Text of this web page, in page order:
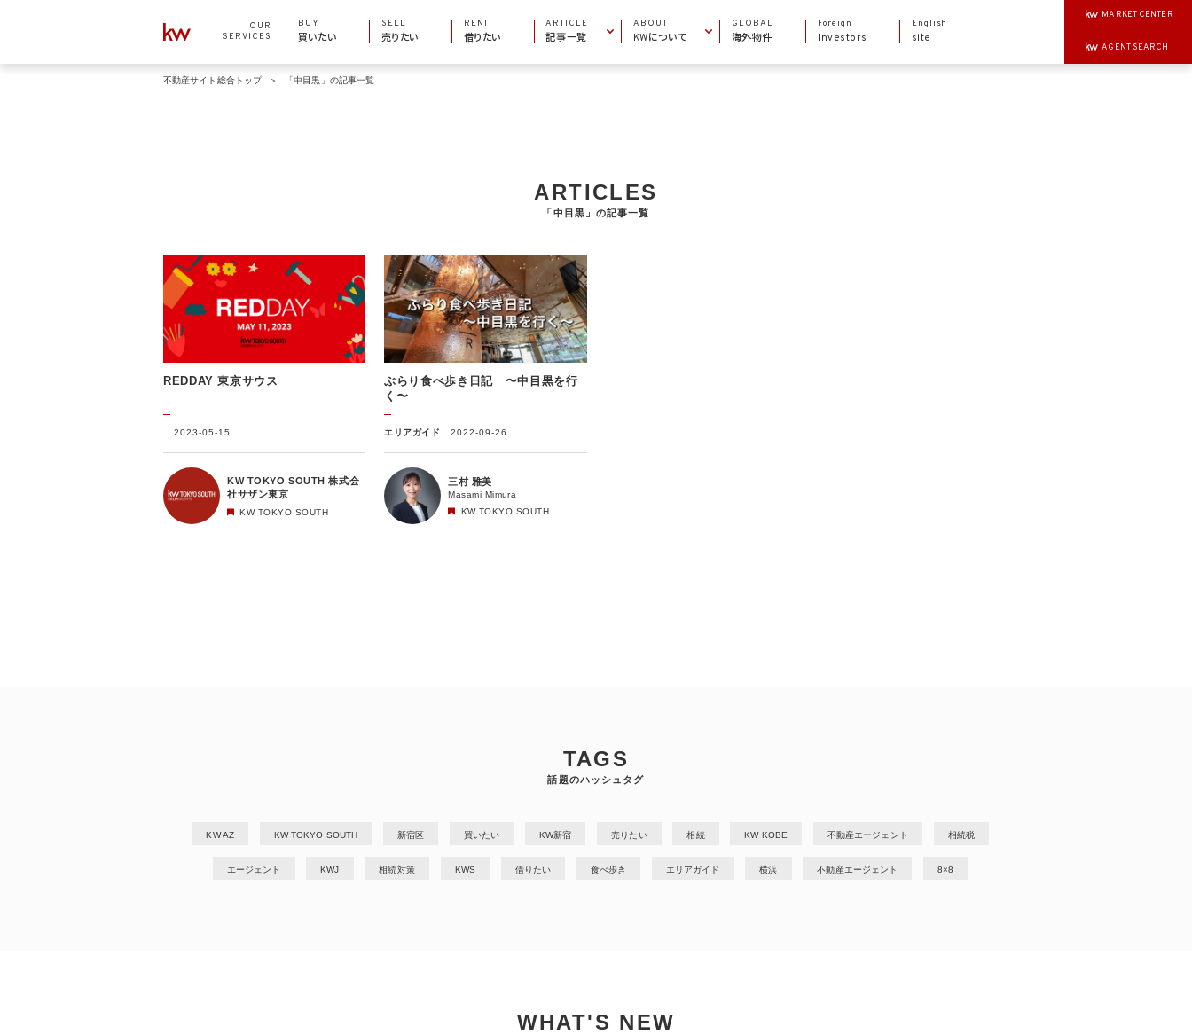
OUR
SERVICES
BUY
買いたい
SELL
売りたい
RENT
借りたい
ARTICLE
記事一覧
物件特集
ABOUT
KWについて
エージェントになりたい
GLOBAL
海外物件
Foreign
Investors
English
site
MARKET CENTER
AGENT SEARCH
不動産サイト総合トップ 「中目黒」の記事一覧
ARTICLES
「中目黒」の記事一覧
REDDAY 東京サウス
2023-05-15
KW TOKYO SOUTH 株式会
社サザン東京
KW TOKYO SOUTH
ぶらり食べ歩き日記 〜中目黒を行
く〜
エリアガイド 2022-09-26
三村 雅美
Masami Mimura
KW TOKYO SOUTH
TAGS
話題のハッシュタグ
KW AZ KW TOKYO SOUTH 新宿区 買いたい KW新宿 売りたい 相続 KW KOBE 不動産エージェント 相続税
エージェント KWJ 相続対策 KWS 借りたい 食べ歩き エリアガイド 横浜 不動産エージェント 8×8
WHAT'S NEW